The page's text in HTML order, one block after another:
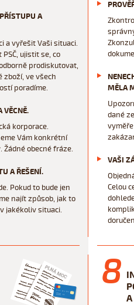
A
a vyřešit Vaši situaci.
ujistit se, co
prodiskutovat,
zboží, ve všech
poradíme.
VĚCNĚ.
korporace.
Vám konkrétní
obecné fráze.
A ŘEŠENÍ.
Pokud to bude jen
najít způsob, jak to
jakékoliv situaci.
MĚLA
dané
VAŠI
Celou
8